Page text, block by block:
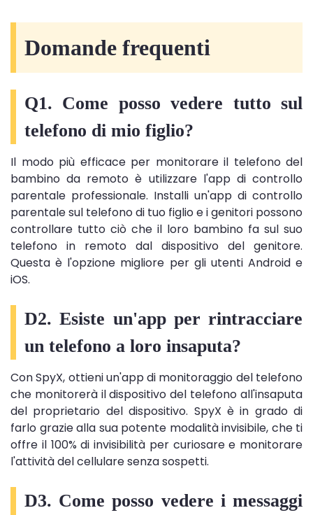
Domande frequenti
Q1. Come posso vedere tutto sul
telefono di mio figlio?
Il modo più efficace per monitorare il telefono del
bambino da remoto è utilizzare l'app di controllo
parentale professionale. Installi un'app di controllo
parentale sul telefono di tuo figlio e i genitori possono
controllare tutto ciò che il loro bambino fa sul suo
telefono in remoto dal dispositivo del genitore.
Questa è l'opzione migliore per gli utenti Android e
iOS.
D2. Esiste un'app per rintracciare
un telefono a loro insaputa?
Con SpyX, ottieni un'app di monitoraggio del telefono
che monitorerà il dispositivo del telefono all'insaputa
del proprietario del dispositivo. SpyX è in grado di
farlo grazie alla sua potente modalità invisibile, che ti
offre il 100% di invisibilità per curiosare e monitorare
l'attività del cellulare senza sospetti.
D3. Come posso vedere i messaggi